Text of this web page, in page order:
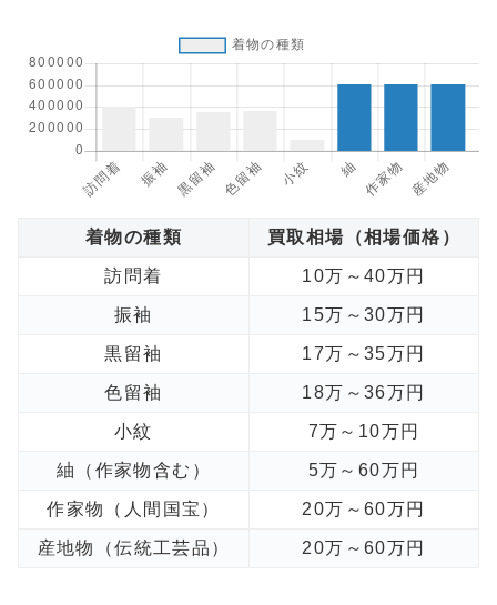
着物の種類 買取相場（相場価格）
訪問着 10万～40万円
振袖 15万～30万円
黒留袖 17万～35万円
色留袖 18万～36万円
小紋 7万～10万円
紬（作家物含む） 5万～60万円
作家物（人間国宝） 20万～60万円
産地物（伝統工芸品） 20万～60万円